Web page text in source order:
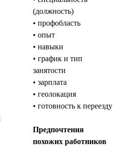
(должность)
• профобласть
• опыт
• навыки
• график и тип
занятости
• зарплата
• геолокация
• готовность к переезду
Предпочтения
похожих работников